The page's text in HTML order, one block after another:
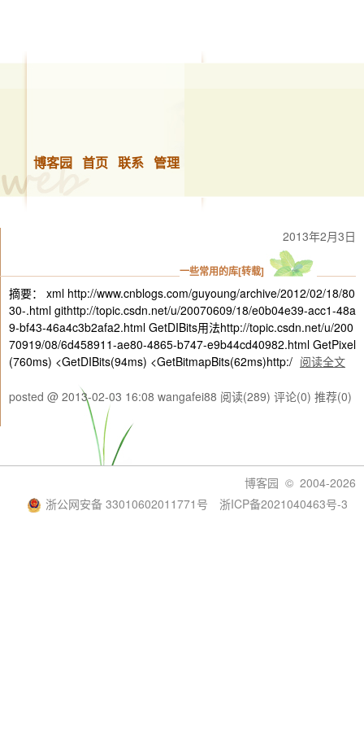
博客园 首页 联系 管理
2013年2月3日
一些常用的库[转载]
摘要： xml http://www.cnblogs.com/guyoung/archive/2012/02/18/80
30-.html githttp://topic.csdn.net/u/20070609/18/e0b04e39-acc1-48a
9-bf43-46a4c3b2afa2.html GetDIBits用法http://topic.csdn.net/u/200
70919/08/6d458911-ae80-4865-b747-e9b44cd40982.html GetPixel
(760ms) <GetDIBits(94ms) <GetBitmapBits(62ms)http:/ 阅读全文
posted @ 2013-02-03 16:08 wangafei88 阅读(289) 评论(0) 推荐(0)
博客园 © 2004-2026
浙公网安备 33010602011771号
浙ICP备2021040463号-3